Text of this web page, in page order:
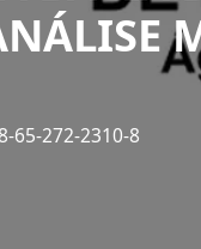
65-272-2310-8